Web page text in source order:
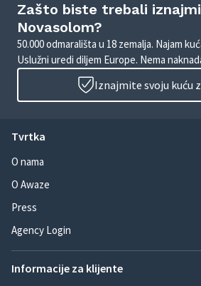
Zašto biste trebali
Novasolom?
50.000 odmarališta u 18 zemalja. Najam
Uslužni uredi diljem Europe. Nema
Iznajmite svoju kuću
Tvrtka
O nama
O Awaze
Press
Agency Login
Informacije za klijente